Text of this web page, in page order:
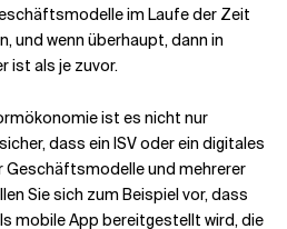
im Laufe der Zeit
und wenn überhaupt, dann in
ist als je zuvor.
ist es nicht nur
dass ein ISV oder ein digitales
Geschäftsmodelle und mehrerer
Sie sich zum Beispiel vor, dass
mobile App bereitgestellt wird, die